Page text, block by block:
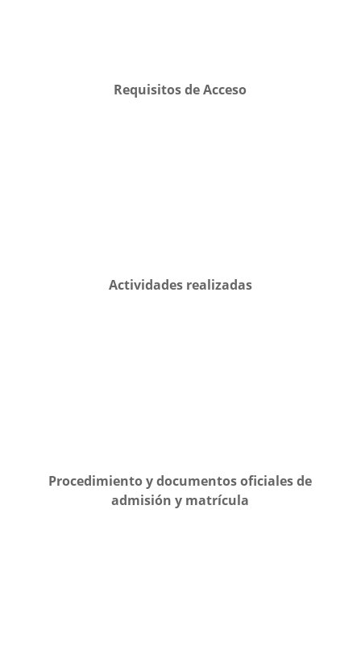
Requisitos de Acceso
Actividades realizadas
Procedimiento y documentos oficiales de
admisión y matrícula